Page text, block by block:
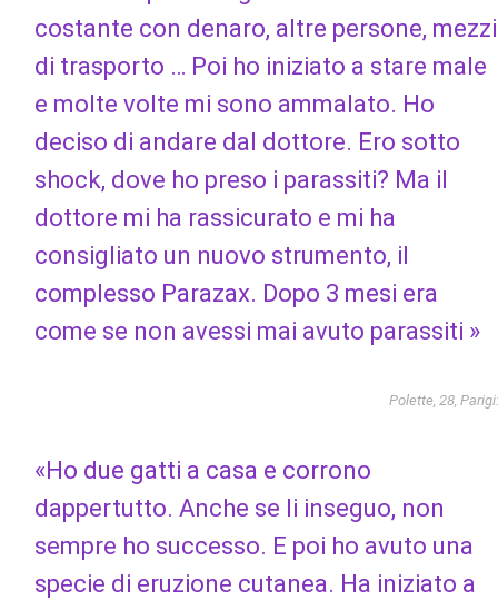
costante con denaro, altre persone, mezzi
di trasporto … Poi ho iniziato a stare male
e molte volte mi sono ammalato. Ho
deciso di andare dal dottore. Ero sotto
shock, dove ho preso i parassiti? Ma il
dottore mi ha rassicurato e mi ha
consigliato un nuovo strumento, il
complesso Parazax. Dopo 3 mesi era
come se non avessi mai avuto parassiti »
Polette, 28, Parigi:
«Ho due gatti a casa e corrono
dappertutto. Anche se li inseguo, non
sempre ho successo. E poi ho avuto una
specie di eruzione cutanea. Ha iniziato a